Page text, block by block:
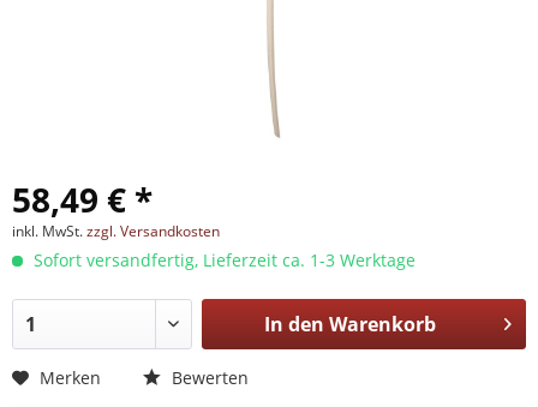
58,49 € *
inkl. MwSt.zzgl. Versandkosten
Sofort versandfertig, Lieferzeit ca. 1-3 Werktage
In den Warenkorb
Merken Bewerten